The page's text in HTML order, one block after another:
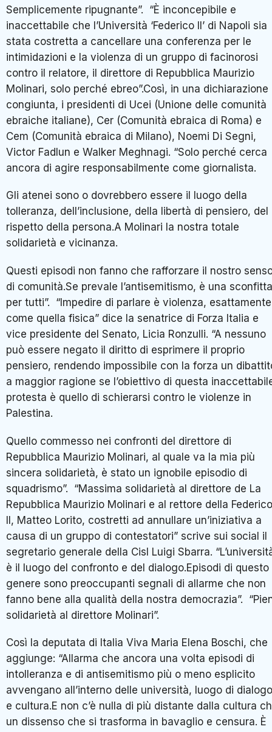
Semplicemente ripugnante”. “È inconcepibile e
inaccettabile che l’Università ‘Federico II’ di Napoli sia
stata costretta a cancellare una conferenza per le
intimidazioni e la violenza di un gruppo di facinorosi
contro il relatore, il direttore di Repubblica Maurizio
Molinari, solo perché ebreo”.Così, in una dichiarazione
congiunta, i presidenti di Ucei (Unione delle comunità
ebraiche italiane), Cer (Comunità ebraica di Roma) e
Cem (Comunità ebraica di Milano), Noemi Di Segni,
Victor Fadlun e Walker Meghnagi. “Solo perché cerca
ancora di agire responsabilmente come giornalista.
Gli atenei sono o dovrebbero essere il luogo della
tolleranza, dell’inclusione, della libertà di pensiero, del
rispetto della persona.A Molinari la nostra totale
solidarietà e vicinanza.
Questi episodi non fanno che rafforzare il nostro
di comunità.Se prevale l’antisemitismo, è una sconfitta
per tutti”. “Impedire di parlare è violenza, esattamente
come quella fisica” dice la senatrice di Forza Italia e
vice presidente del Senato, Licia Ronzulli. “A nessuno
può essere negato il diritto di esprimere il proprio
pensiero, rendendo impossibile con la forza un
a maggior ragione se l’obiettivo di questa
protesta è quello di schierarsi contro le violenze in
Palestina.
Quello commesso nei confronti del direttore di
Repubblica Maurizio Molinari, al quale va la mia più
sincera solidarietà, è stato un ignobile episodio di
squadrismo”. “Massima solidarietà al direttore de La
Repubblica Maurizio Molinari e al rettore della Federico
II, Matteo Lorito, costretti ad annullare un’iniziativa a
causa di un gruppo di contestatori” scrive sui social il
segretario generale della Cisl Luigi Sbarra.
è il luogo del confronto e del dialogo.Episodi di questo
genere sono preoccupanti segnali di allarme che non
fanno bene alla qualità della nostra democrazia”.
solidarietà al direttore Molinari”.
Così la deputata di Italia Viva Maria Elena Boschi, che
aggiunge: “Allarma che ancora una volta episodi di
intolleranza e di antisemitismo più o meno esplicito
avvengano all’interno delle università, luogo di dialogo
e cultura.E non c’è nulla di più distante dalla cultura
un dissenso che si trasforma in bavaglio e censura. È